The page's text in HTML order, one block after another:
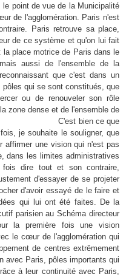
point de vue de la Municipalité
de l'agglomération. Paris n'est
Paris retrouve sa place,
de ce système et qu'on lui fait
place motrice de Paris dans le
aussi de l'ensemble de la
que c'est dans un
qui se sont constitués, que
ou de renouveler son rôle
zone dense et de l'ensemble de
C'est bien ce que
je souhaite le souligner, que
affirmer une vision qui n'est pas
dans les limites administratives
dire tout et son contraire,
d'essayer de se projeter
d'avoir essayé de le faire et
qui lui ont été faites. De la
parisien au Schéma directeur
la première fois une vision
le cœur de l'agglomération qui
de centres extrêmement
avec Paris, pôles importants qui
à leur continuité avec Paris,